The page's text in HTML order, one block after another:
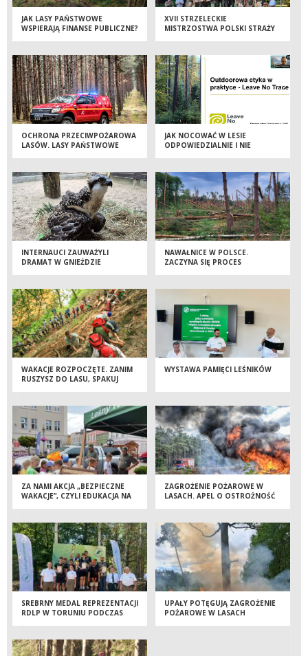
JAK LASY PAŃSTWOWE
WSPIERAJĄ FINANSE PUBLICZNE?
XVII STRZELECKIE
MISTRZOSTWA POLSKI STRAŻY
RYWALIZACJI
OCHRONA PRZECIWPOŻAROWA
LASÓW. LASY PAŃSTWOWE
GAŚNICZE
JAK NOCOWAĆ W LESIE
ODPOWIEDZIALNIE I NIE
INTERNAUCI ZAUWAŻYLI
DRAMAT W GNIEŹDZIE
URATOWAŁA MŁODEGO PTAKA
NAWAŁNICE W POLSCE.
ZACZYNA SIĘ PROCES
WAKACJE ROZPOCZĘTE. ZANIM
RUSZYSZ DO LASU, SPAKUJ
WYSTAWA PAMIĘCI LEŚNIKÓW
ZA NAMI AKCJA „BEZPIECZNE
WAKACJE”, CZYLI EDUKACJA NA
ZAGROŻENIE POŻAROWE W
LASACH. APEL O OSTROŻNOŚĆ
SREBRNY MEDAL REPREZENTACJI
RDLP W TORUNIU PODCZAS
UPAŁY POTĘGUJĄ ZAGROŻENIE
POŻAROWE W LASACH